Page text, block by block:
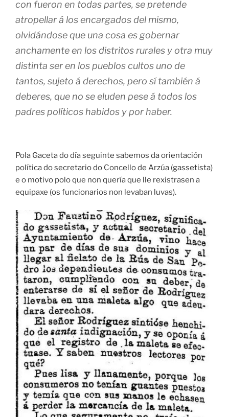
con fueron en todas partes, se pretende
atropellar á los encargados del mismo,
olvidándose que una cosa es gobernar
anchamente en los distritos rurales y otra muy
distinta ser en los pueblos cultos uno de
tantos, sujeto á derechos, pero sí también á
deberes, que no se eluden pese á todos los
padres políticos habidos y por haber.
Pola Gaceta do día seguinte sabemos da orientación
política do secretario do Concello de Arzúa (gassetista)
e o motivo polo que non quería que lle rexistrasen a
equipaxe (os funcionarios non levaban luvas).